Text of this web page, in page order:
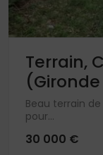
Terrain,
Beau terrain
pour...
30 000 €